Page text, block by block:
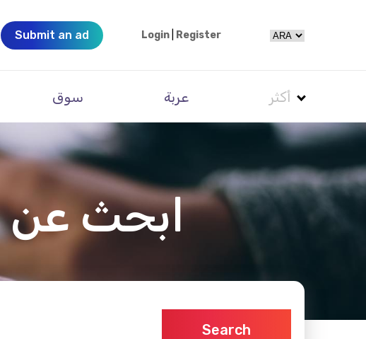
Submit an ad Login Register
سوق عربة أكثر
ابحث عن
Search